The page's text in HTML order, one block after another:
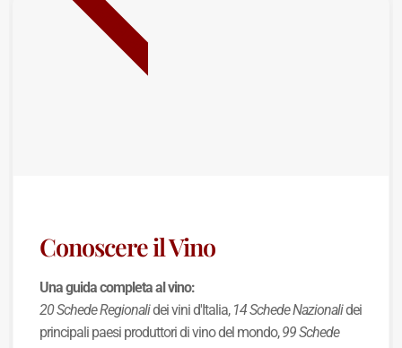
Conoscere il Vino
Una guida completa al vino:
20 Schede Regionalidei vini d'Italia, 14 Schede Nazionalidei
principali paesi produttori di vino del mondo,99 Schede
BEST SELLER